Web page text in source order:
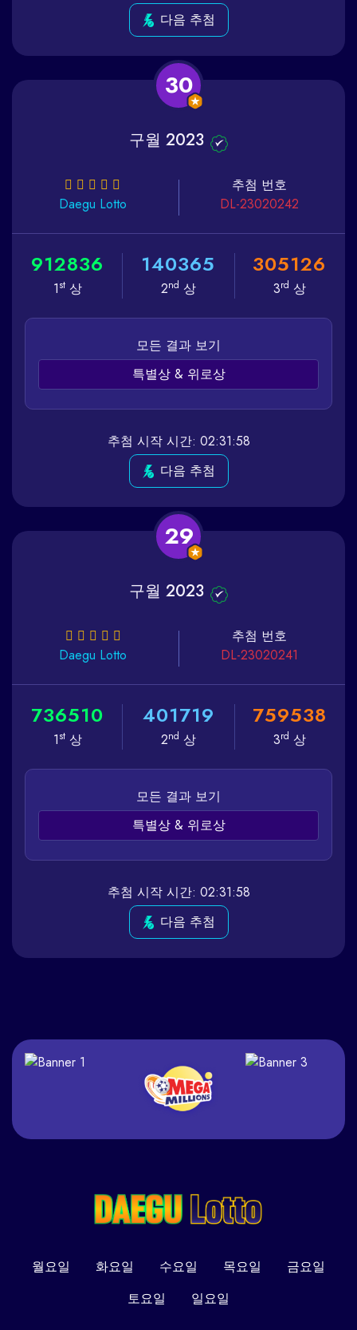
다음 추첨
30
구월 2023
Daegu Lotto
추첨 번호
DL-23020242
912836
1st상
140365
2nd 상
305126
3rd 상
모든 결과 보기
특별상 & 위로상
추첨 시작 시간: 02:31:58
다음 추첨
29
구월 2023
Daegu Lotto
추첨 번호
DL-23020241
736510
1st상
401719
2nd 상
759538
3rd 상
모든 결과 보기
특별상 & 위로상
추첨 시작 시간: 02:31:58
다음 추첨
월요일 화요일 수요일 목요일
금요일
토요일
일요일